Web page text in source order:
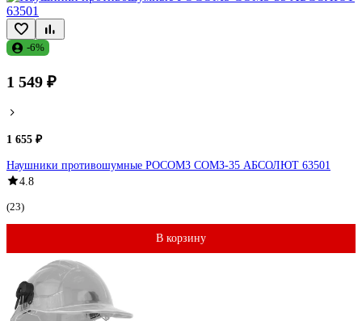
-6%
1 549 ₽
1 655 ₽
Наушники противошумные РОСОМЗ СОМЗ-35 АБСОЛЮТ 63501
4.8
(23)
В корзину